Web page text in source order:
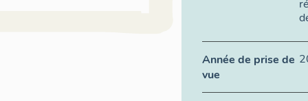
Année de prise de
vue